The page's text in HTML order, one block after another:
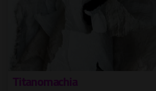
Titanomachia